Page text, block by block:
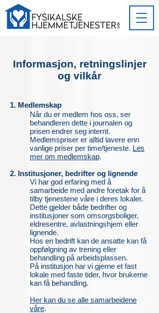
Informasjon, retningslinjer
og vilkår
1. Medlemskap
Når du er medlem hos oss, ser
behandleren dette i journalen og
prisen endrer seg internt.
Medlemspriser er alltid lavere enn
vanlige priser per time/tjeneste. Les
mer om medlemskap.
2. Institusjoner, bedrifter og lignende
Vi har god erfaring med å
samarbeide med andre foretak for å
tilby tjenestene våre i deres lokaler.
Dette gjelder både bedrifter og
institusjoner som omsorgsboliger,
eldresentre, avlastningshjem eller
lignende.
Hos en bedrift kan de ansatte kan få
oppfølgning av trening eller
behandling på arbeidsplassen.
På institusjon har vi gjerne et fast
lokale med faste tider, hvor brukerne
kan få behandling.
Her kan du se alle samarbeidene
våre.